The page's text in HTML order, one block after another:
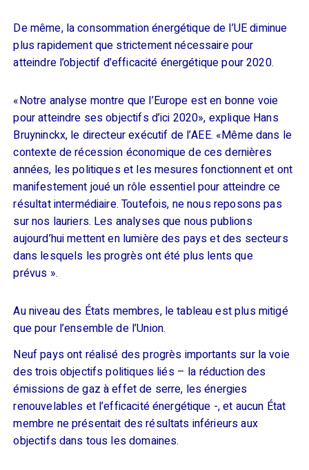
De même, la consommation énergétique de l’UE diminue
plus rapidement que strictement nécessaire pour
atteindre l’objectif d’efficacité énergétique pour 2020.
«Notre analyse montre que l’Europe est en bonne voie
pour atteindre ses objectifs d’ici 2020», explique Hans
Bruyninckx, le directeur exécutif de l’AEE. «Même dans le
contexte de récession économique de ces dernières
années, les politiques et les mesures fonctionnent et ont
manifestement joué un rôle essentiel pour atteindre ce
résultat intermédiaire. Toutefois, ne nous reposons pas
sur nos lauriers. Les analyses que nous publions
aujourd’hui mettent en lumière des pays et des secteurs
dans lesquels les progrès ont été plus lents que
prévus ».
Au niveau des États membres, le tableau est plus mitigé
que pour l’ensemble de l’Union.
Neuf pays ont réalisé des progrès importants sur la voie
des trois objectifs politiques liés – la réduction des
émissions de gaz à effet de serre, les énergies
renouvelables et l’efficacité énergétique -, et aucun État
membre ne présentait des résultats inférieurs aux
objectifs dans tous les domaines.